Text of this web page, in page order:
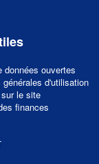
données ouvertes
générales d'utilisation
le site
finances